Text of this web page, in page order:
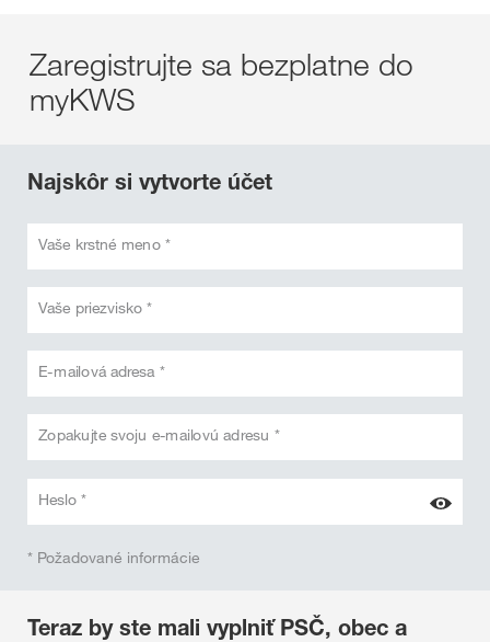
Zaregistrujte sa bezplatne do
myKWS
Najskôr si vytvorte účet
Vaše krstné meno *
Vaše priezvisko *
E-mailová adresa *
Zopakujte svoju e-mailovú adresu *
Heslo *
* Požadované informácie
Teraz by ste mali vyplniť PSČ, obec a